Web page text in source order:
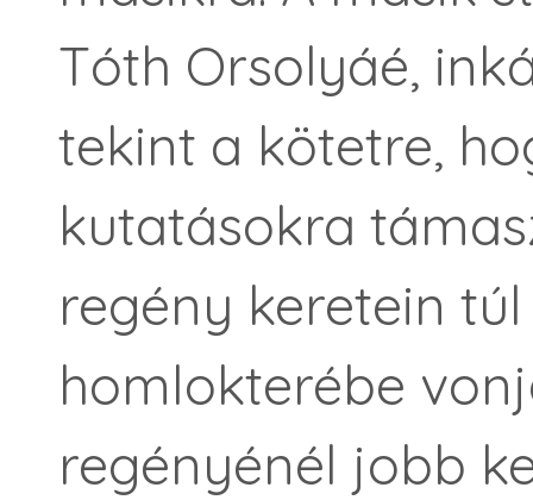
Tóth Orsolyáé,
tekint a kötetre,
kutatásokra
regény keretein
homlokterébe
regényénél jobb